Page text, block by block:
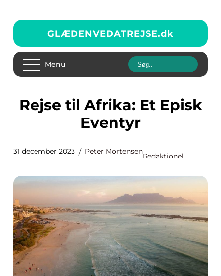
GLÆDENVEDATREJSE.dk
Menu
Rejse til Afrika: Et Episk
Eventyr
31 december 2023 Peter Mortensen
Redaktionel